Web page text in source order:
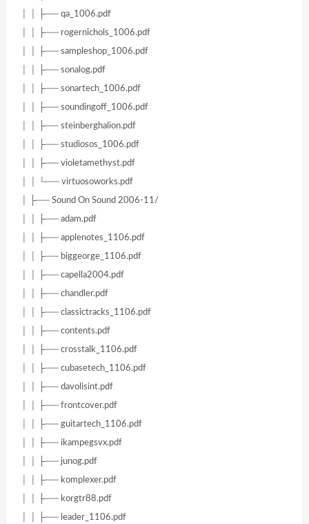
│ │ ├── qa_1006.pdf
│ │ ├── rogernichols_1006.pdf
│ │ ├── sampleshop_1006.pdf
│ │ ├── sonalog.pdf
│ │ ├── sonartech_1006.pdf
│ │ ├── soundingoff_1006.pdf
│ │ ├── steinberghalion.pdf
│ │ ├── studiosos_1006.pdf
│ │ ├── violetamethyst.pdf
│ │ └── virtuosoworks.pdf
│ ├── Sound On Sound 2006-11/
│ │ ├── adam.pdf
│ │ ├── applenotes_1106.pdf
│ │ ├── biggeorge_1106.pdf
│ │ ├── capella2004.pdf
│ │ ├── chandler.pdf
│ │ ├── classictracks_1106.pdf
│ │ ├── contents.pdf
│ │ ├── crosstalk_1106.pdf
│ │ ├── cubasetech_1106.pdf
│ │ ├── davolisint.pdf
│ │ ├── frontcover.pdf
│ │ ├── guitartech_1106.pdf
│ │ ├── ikampegsvx.pdf
│ │ ├── junog.pdf
│ │ ├── komplexer.pdf
│ │ ├── korgtr88.pdf
│ │ ├── leader_1106.pdf